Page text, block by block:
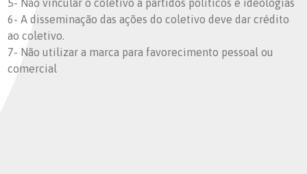
5- Não vincular o coletivo a partidos políticos e ideologias
6- A disseminação das ações do coletivo deve dar crédito
ao coletivo.
7- Não utilizar a marca para favorecimento pessoal ou
comercial